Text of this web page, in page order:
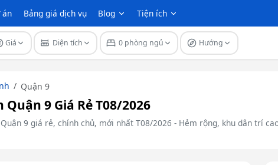
án Bảng giá dịch vụ Blog Tiện ích
Giá Diện tích 0 phòng ngủ Hướng
Quận 9
9 Giá Rẻ T08/2026
9 giá rẻ, chính chủ, mới nhất T08/2026 - Hẻm rộng, khu dân trí